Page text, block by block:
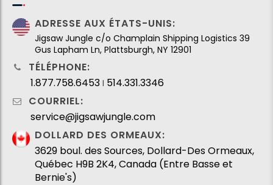
ADRESSE AUX ÉTATS-UNIS:
Jigsaw Jungle c/o Champlain Shipping Logistics 39
Gus Lapham Ln, Plattsburgh, NY 12901
TÉLÉPHONE:
1.877.758.6453 I 514.331.3346
COURRIEL:
service@jigsawjungle.com
DOLLARD DES ORMEAUX:
3629 boul. des Sources, Dollard-Des Ormeaux,
Québec H9B 2K4, Canada (Entre Basse et
Bernie's)